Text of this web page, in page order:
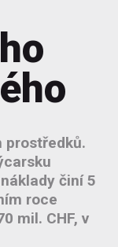
prostředků.
činí 5
roce
mil. CHF, v